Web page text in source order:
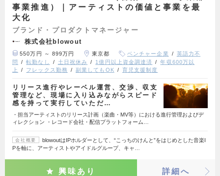
事業推進）｜アーティストの価値と事業を最
大化
ブランド・プロダクトマネージャー
株式会社blowout
550万円 ～ 899万円 東京都 ベンチャー企業
英語力不
問
転勤なし 土日祝休み 1億円以上資金調達済
年収600万以
上
フレックス勤務 副業してもOK 育児支援制度
リリース進行やレーベル運営、交渉、収支
管理など、現場に入り込みながらスピード
感を持って実行していただ…
・担当アーティストのリリース計画（楽曲・MV等）における進行管理およびデ
ィレクション ・レコード会社・配信プラットフォーム…
会社概要
blowoutはIPホルダーとして、“こっちのけんと”をはじめとした音楽I
Pを軸に、アーティストやアイドルグループ、キャ…
興味あり 詳細へ